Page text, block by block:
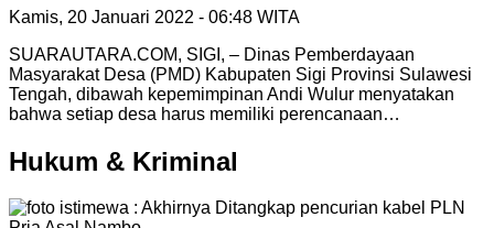
Kamis, 20 Januari 2022 - 06:48 WITA
SUARAUTARA.COM, SIGI, – Dinas Pemberdayaan
Masyarakat Desa (PMD) Kabupaten Sigi Provinsi Sulawesi
Tengah, dibawah kepemimpinan Andi Wulur menyatakan
bahwa setiap desa harus memiliki perencanaan…
Hukum & Kriminal